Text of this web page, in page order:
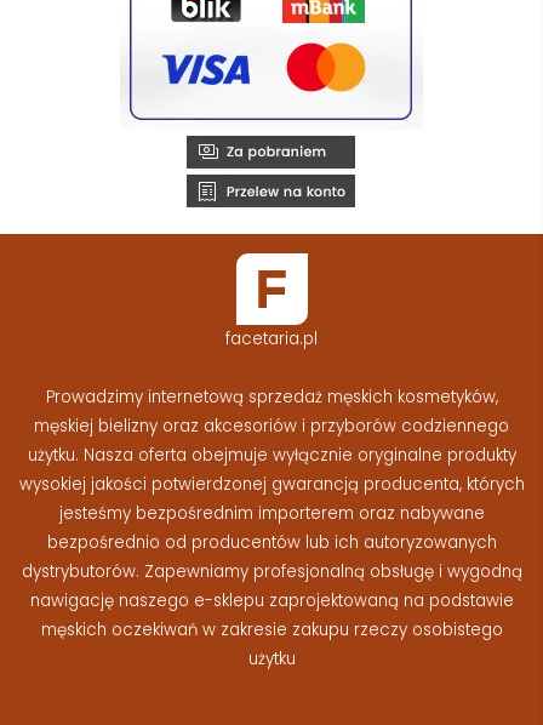
facetaria.pl
Prowadzimy internetową sprzedaż męskich kosmetyków,
męskiej bielizny oraz akcesoriów i przyborów codziennego
użytku. Nasza oferta obejmuje wyłącznie oryginalne produkty
wysokiej jakości potwierdzonej gwarancją producenta, których
jesteśmy bezpośrednim importerem oraz nabywane
bezpośrednio od producentów lub ich autoryzowanych
dystrybutorów. Zapewniamy profesjonalną obsługę i wygodną
nawigację naszego e-sklepu zaprojektowaną na podstawie
męskich oczekiwań w zakresie zakupu rzeczy osobistego
użytku